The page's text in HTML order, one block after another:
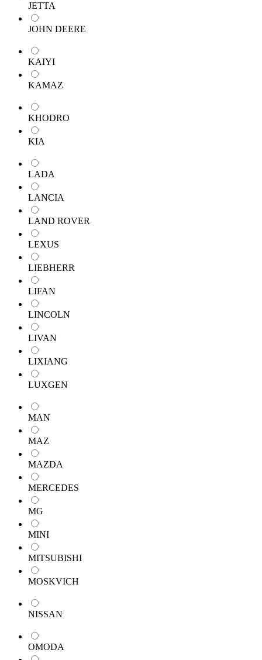
JETTA
JOHN DEERE
KAIYI
KAMAZ
KHODRO
KIA
LADA
LANCIA
LAND ROVER
LEXUS
LIEBHERR
LIFAN
LINCOLN
LIVAN
LIXIANG
LUXGEN
MAN
MAZ
MAZDA
MERCEDES
MG
MINI
MITSUBISHI
MOSKVICH
NISSAN
OMODA